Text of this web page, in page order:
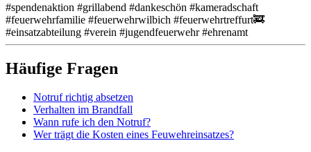
#spendenaktion #grillabend #dankeschön #kameradschaft
#feuerwehrfamilie #feuerwehrwilbich #feuerwehrtreffurt🚒
#einsatzabteilung #verein #jugendfeuerwehr #ehrenamt
Häufige Fragen
Notruf richtig absetzen
Verhalten im Brandfall
Wann rufe ich den Notruf?
Wer trägt die Kosten eines Feuwehreinsatzes?